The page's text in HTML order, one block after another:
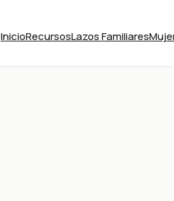
InicioRecursosLazos Familiares